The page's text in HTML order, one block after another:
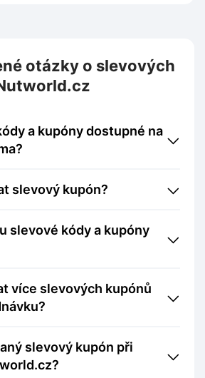
otázky o slevových
slevový kupón?